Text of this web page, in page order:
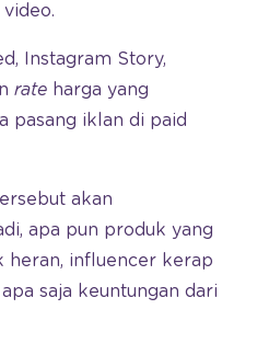
Instagram Story,
rate harga yang
iklan di paid
akan
apa pun produk yang
heran, influencer kerap
saja keuntungan dari